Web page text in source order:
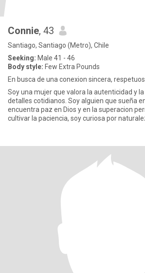
Connie, 43
Santiago, Santiago (Metro), Chile
Seeking: Male 41 - 46
Body style: Few Extra Pounds
En busca de una conexion sincera,
Soy una mujer que valora la autenticidad y
detalles cotidianos. Soy alguien que sueña
encuentra paz en Dios y en la superacion
cultivar la paciencia, soy curiosa por